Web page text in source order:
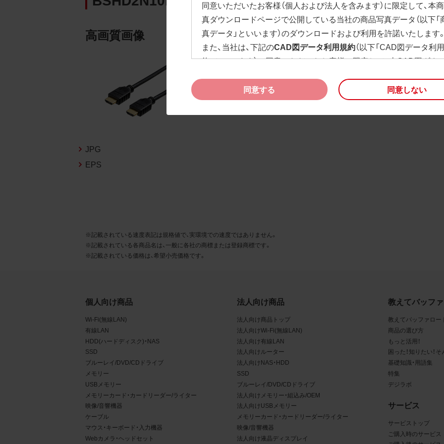
同意いただいたお客様（個人および法人を含みます）に限定して、本
真ダウンロードページで公開している当社の商品写真データ（以下「
真データ」といいます）のダウンロードおよび利用を許諾いたします
また、当社は、下記のCAD図データ利用規約（以下「CAD図データ利
約」といいます）に同意いただいたお客様に限定して、本CAD図ダウ
ます）の利用を許諾いたします。
お客様が「同意する」ボタンをクリックされた場合、商品写真データ
約及びCAD図データ利用規約に同意いただいたものとみなされます
ることに同意します。
2.利用許諾
る場合に限り商品写真データを複製、送信可能化して利用できます
からの個別の同意を得た場合を除き、上記の目的、利用方法以外に
データを利用することはできません。
3.遵守事項
お客様は、商品写真データの利用に際し、次の各号に掲げる事項を
ものとします。
商品写真データの全部又は一部の譲渡、貸与、再利用許諾、改変
権表示の除去等をしないこと
商品写真データに表示されている当社商品についての情報（社
品名等）を併記する等の方法により、商品写真データに表示さ
同意する 同意しない
高画質画像
JPG
EPS
※記載されている速度表記は規格値で、実環境での速度ではありません。
※記載されている各商品名は、一般に各社の商標または登録商標です。
※記載されている価格は、希望小売価格です。
個人向け商品
Wi-Fi(無線LAN)
有線LAN
HDD(ハードディスク)・NAS
SSD
ブルーレイ/DVD/CDドライブ
メモリー
USBメモリー
メモリーカード・カードリーダー/ライター
映像/音響機器
ケーブル
マウス・キーボード・入力機器
Webカメラ・ヘッドセット
法人向け商品
法人向け商品トップ
法人向けWi-Fi(無線LAN)
法人向け有線LAN
法人向けルーター
法人向けNAS・HDD
SSD
ブルーレイ/DVD/CDドライブ
法人向けメモリー・組込み/OEM
法人向けUSBメモリー
メモリーカード・カードリーダー/ライター
映像/音響機器
法人向け液晶ディスプレイ
教えてバッフ
教えてバッファロー
商品の選び方
もっと活用！
困った！知りたい！
基礎知識・用語集
特集
デジラボ
サービス
サービストップ
ご購入時のサービス